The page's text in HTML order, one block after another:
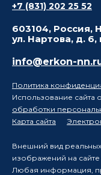
+7 (831) 202 25 52
603104, Россия,
ул. Нартова, д.
info@erkon-
Политика
Использование сайта
обработки
Карта сайта
Внешний вид
изображений на сайте
Любая информация,